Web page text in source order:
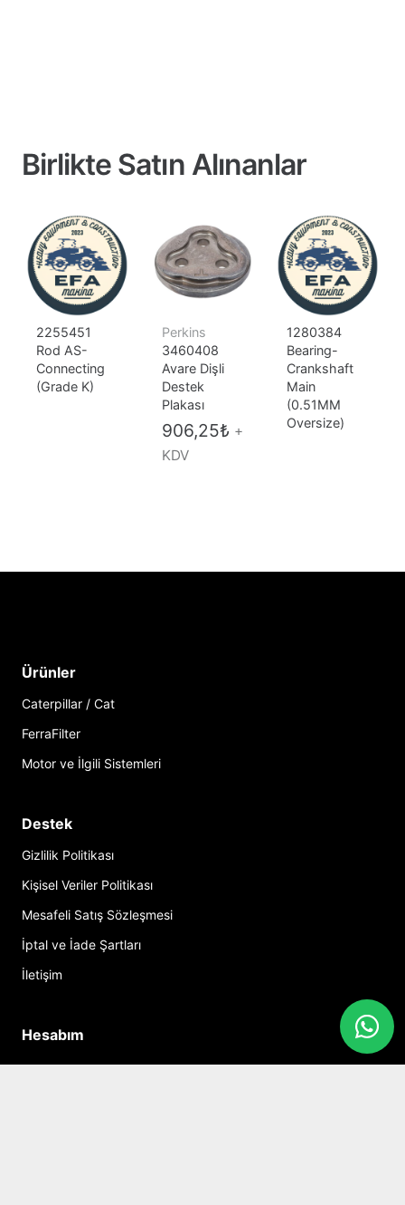
Birlikte Satın Alınanlar
2255451
Rod AS-
Connecting
(Grade K)
Perkins
3460408
Avare Dişli
Destek
Plakası
906,25₺ +
KDV
1280384
Bearing-
Crankshaft
Main
(0.51MM
Oversize)
Ürünler
Caterpillar / Cat
FerraFilter
Motor ve İlgili Sistemleri
Destek
Gizlilik Politikası
Kişisel Veriler Politikası
Mesafeli Satış Sözleşmesi
İptal ve İade Şartları
İletişim
Hesabım